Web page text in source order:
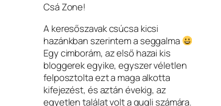
Csá Zone!
A keresőszavak csúcsa kicsi
hazánkban szerintem a seggalma
Egy cimborám, az első hazai kis
bloggerek egyike, egyszer véletlen
felposztolta ezt a maga alkotta
kifejezést, és aztán évekig, az
egyetlen találat volt a gugli számára.